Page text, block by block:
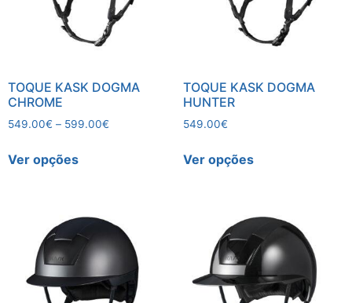
TOQUE KASK DOGMA
CHROME
549.00€ – 599.00€
Ver opções
TOQUE KASK DOGMA
HUNTER
549.00€
Ver opções